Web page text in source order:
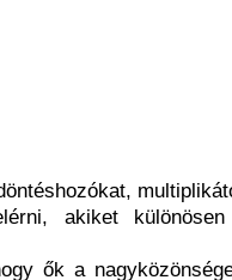
akiket
ők a